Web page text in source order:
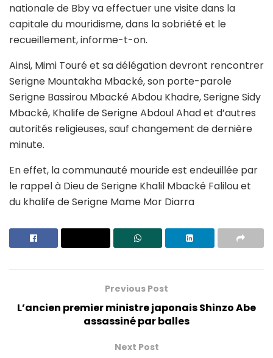
nationale de Bby va effectuer une visite dans la
capitale du mouridisme, dans la sobriété et le
recueillement, informe-t-on.
Ainsi, Mimi Touré et sa délégation devront rencontrer
Serigne Mountakha Mbacké, son porte-parole
Serigne Bassirou Mbacké Abdou Khadre, Serigne Sidy
Mbacké, Khalife de Serigne Abdoul Ahad et d’autres
autorités religieuses, sauf changement de dernière
minute.
En effet, la communauté mouride est endeuillée par
le rappel à Dieu de Serigne Khalil Mbacké Falilou et
du khalife de Serigne Mame Mor Diarra
Previous Post
L’ancien premier ministre japonais Shinzo Abe
assassiné par balles
Next Post